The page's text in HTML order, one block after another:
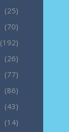
(25)
(70)
(192)
(26)
(77)
(86)
(43)
(14)